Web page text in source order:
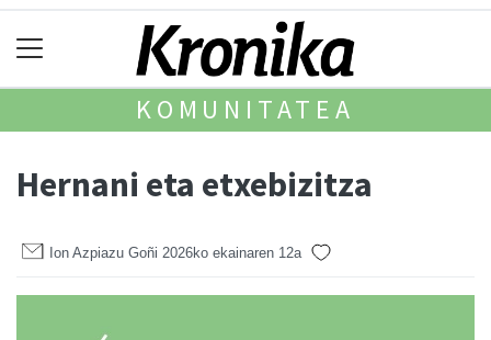
KOMUNITATEA
Hernani eta etxebizitza
Ion Azpiazu Goñi 2026ko ekainaren 12a